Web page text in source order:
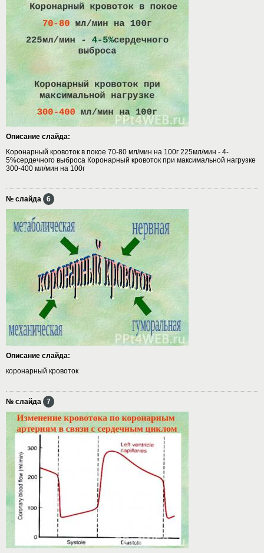
Описание слайда:
Коронарный кровоток в покое 70-80 мл/мин на 100г 225мл/мин - 4-
5%сердечного выброса Коронарный кровоток при максимальной нагрузке
300-400 мл/мин на 100г
№ слайда 6
Описание слайда:
коронарный кровоток
№ слайда 7